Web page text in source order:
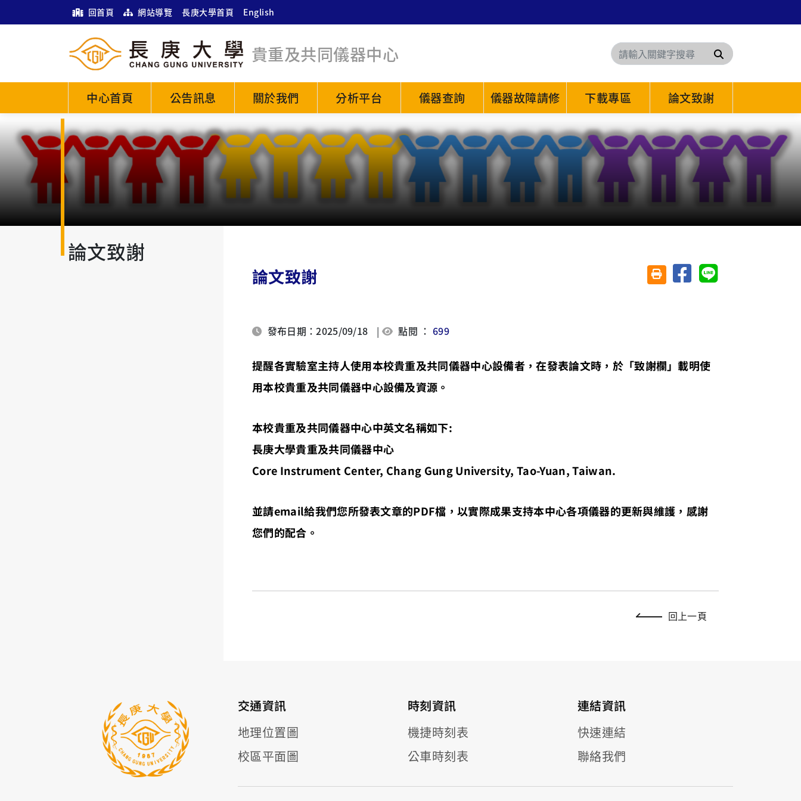
回首頁 網站導覽 長庚大學首頁 English
貴重及共同儀器中心 搜尋
中心首頁 公告訊息 關於我們 分析平台 儀器查詢 儀器故障請修 下載專區 論文致謝
論文致謝
論文致謝 友善列印(另開視窗)
分享至臉書分享至 Line
發布日期：2025/09/18 | 點閱 ：699
提醒各實驗室主持人使用本校貴重及共同儀器中心設備者，在發表論文時，於「致謝欄」載明使
用本校貴重及共同儀器中心設備及資源。
本校貴重及共同儀器中心中英文名稱如下:
長庚大學貴重及共同儀器中心
Core Instrument Center, Chang Gung University, Tao-Yuan, Taiwan.
並請email給我們您所發表文章的PDF檔，以實際成果支持本中心各項儀器的更新與維護，感謝
您們的配合。
回上一頁
交通資訊
地理位置圖
校區平面圖
時刻資訊
機捷時刻表
公車時刻表
連結資訊
快速連結
聯絡我們